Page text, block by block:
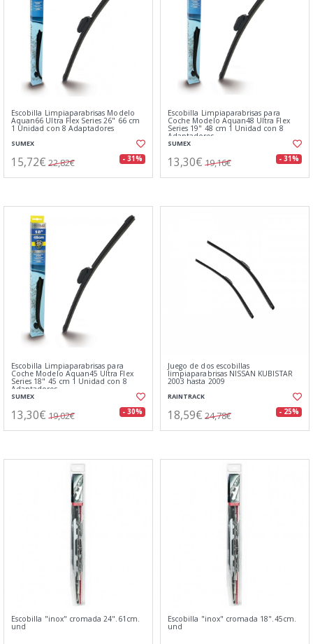
Escobilla Limpiaparabrisas Modelo
Aquan66 Ultra Flex Series 26" 66 cm
1 Unidad con 8 Adaptadores
SUMEX
15,72€ 22,82€ - 31%
Escobilla Limpiaparabrisas para
Coche Modelo Aquan48 Ultra Flex
Series 19" 48 cm 1 Unidad con 8
Adaptadores
SUMEX
13,30€ 19,16€ - 31%
Escobilla Limpiaparabrisas para
Coche Modelo Aquan45 Ultra Flex
Series 18" 45 cm 1 Unidad con 8
Adaptadores
SUMEX
13,30€ 19,02€ - 30%
Juego de dos escobillas
limpiaparabrisas NISSAN KUBISTAR
2003 hasta 2009
RAINTRACK
18,59€ 24,78€ - 25%
Escobilla "inox" cromada 24".61cm.
und
Escobilla "inox" cromada 18".45cm.
und